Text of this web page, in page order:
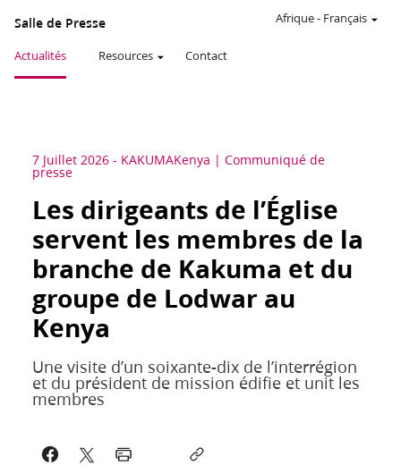
Salle de Presse
Actualités Resources Contact
Afrique- Français
7 Juillet 2026 - KAKUMAKenya Communiqué de
presse
Les dirigeants de l’Église
servent les membres de la
branche de Kakuma et du
groupe de Lodwar au
Kenya
Une visite d’un soixante-dix de l’interrégion
et du président de mission édifie et unit les
membres